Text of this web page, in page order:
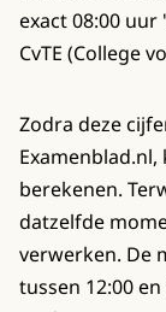
exact 08:00
CvTE (College
Zodra deze
berekenen.
datzelfde
verwerken. De
tussen 12:00